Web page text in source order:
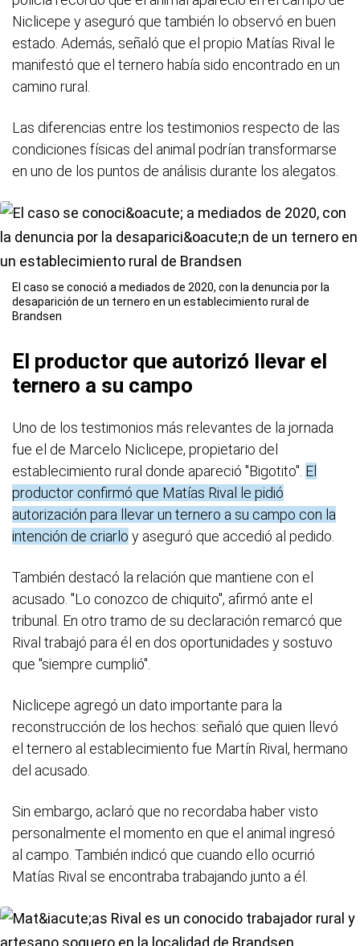
Niclicepe y aseguró que también lo observó en buen
estado. Además, señaló que el propio Matías Rival le
manifestó que el ternero había sido encontrado en un
camino rural.
Las diferencias entre los testimonios respecto de las
condiciones físicas del animal podrían transformarse
en uno de los puntos de análisis durante los alegatos.
El caso se conoció a mediados de 2020, con la denuncia por la
desaparición de un ternero en un establecimiento rural de
Brandsen
El productor que autorizó llevar el
ternero a su campo
Uno de los testimonios más relevantes de la jornada
fue el de Marcelo Niclicepe, propietario del
establecimiento rural donde apareció "Bigotito". El
productor confirmó que Matías Rival le pidió
autorización para llevar un ternero a su campo con la
intención de criarlo y aseguró que accedió al pedido.
También destacó la relación que mantiene con el
acusado. "Lo conozco de chiquito", afirmó ante el
tribunal. En otro tramo de su declaración remarcó que
Rival trabajó para él en dos oportunidades y sostuvo
que "siempre cumplió".
Niclicepe agregó un dato importante para la
reconstrucción de los hechos: señaló que quien llevó
el ternero al establecimiento fue Martín Rival, hermano
del acusado.
Sin embargo, aclaró que no recordaba haber visto
personalmente el momento en que el animal ingresó
al campo. También indicó que cuando ello ocurrió
Matías Rival se encontraba trabajando junto a él.